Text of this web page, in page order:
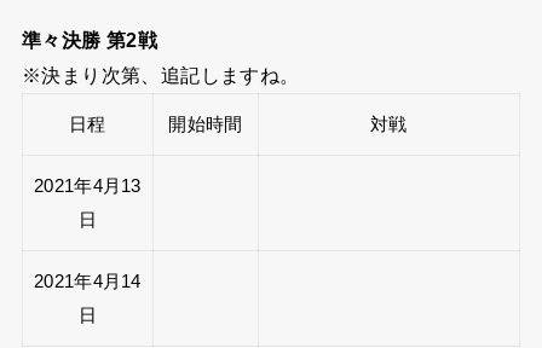
準々決勝 第2戦
※決まり次第、追記しますね。
日程 開始時間 対戦
2021年4月13
日
2021年4月14
日